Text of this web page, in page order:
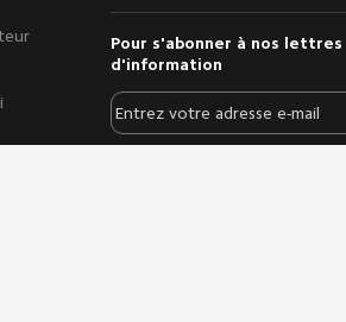
Pour s'abonner à nos lettres
d'information